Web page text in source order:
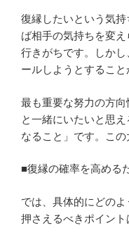
復縁したいという気
ば相手の気持ちを変
行きがちです。しか
ールしようとすること
最も重要な努力の方
と一緒にいたいと思
なること」です。この
■復縁の確率を高める
では、具体的にどのよ
押さえるべきポイント